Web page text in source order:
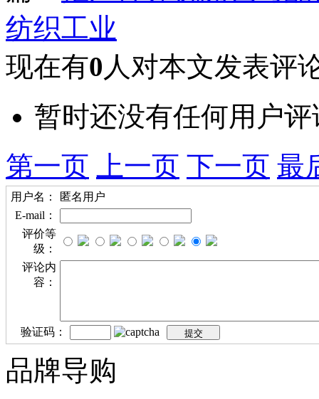
纺织工业
现在有0 人对本文发表评
暂时还没有任何用户评
第一页
上一页 下一页 最
用户名：
匿名用户
E-mail：
评价等
级：
评论内
容：
验证码：
品牌导购